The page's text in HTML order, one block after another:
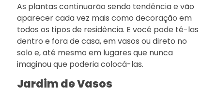
As plantas continuarão sendo tendência e vão
aparecer cada vez mais como decoração em
todos os tipos de residência. E você pode tê-las
dentro e fora de casa, em vasos ou direto no
solo e, até mesmo em lugares que nunca
imaginou que poderia colocá-las.
Jardim de Vasos